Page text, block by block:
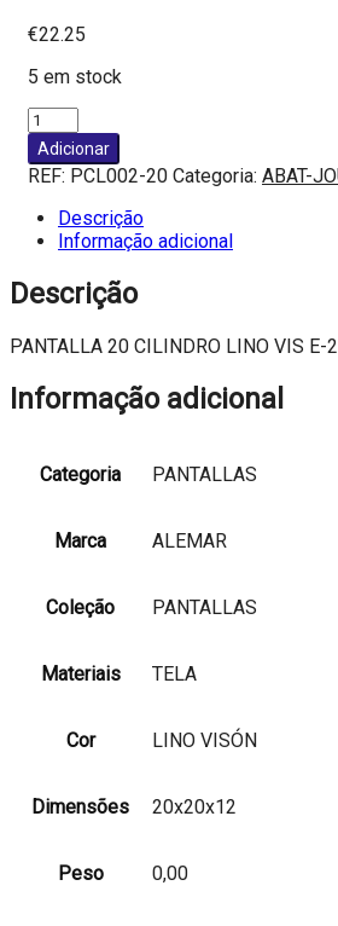
€22.25
5 em stock
Quantidade
de
PANTALLA
20
CILINDRO
LINO
27
Adicionar
REF: PCL002-20 Categoria: ABAT-
Descrição
Informação adicional
Descrição
PANTALLA 20 CILINDRO LINO VIS E-
Informação adicional
Categoria PANTALLAS
Marca ALEMAR
Coleção PANTALLAS
Materiais TELA
Cor LINO VISÓN
Dimensões 20x20x12
Peso 0,00